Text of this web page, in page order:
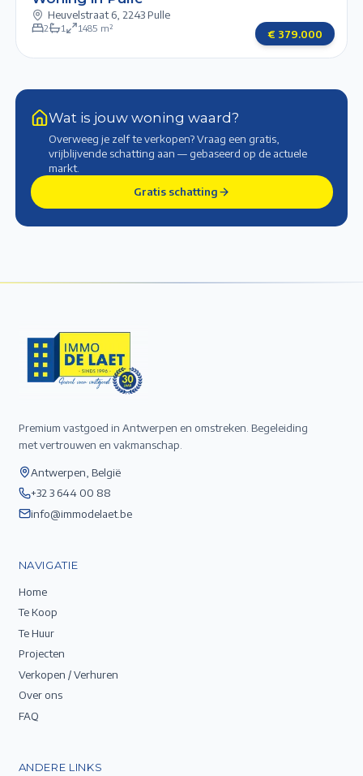
Heuvelstraat 6 2243 Pulle
2 1 1485 m² € 379.000
Wat is jouw woning waard?
Overweeg je zelf te verkopen? Vraag een gratis,
vrijblijvende schatting aan — gebaseerd op de actuele
markt.
Gratis schatting
Premium vastgoed in Antwerpen en omstreken. Begeleiding
met vertrouwen en vakmanschap.
Antwerpen, België
+32 3 644 00 88
info@immodelaet.be
NAVIGATIE
Home
Te Koop
Te Huur
Projecten
Verkopen / Verhuren
Over ons
FAQ
ANDERE LINKS